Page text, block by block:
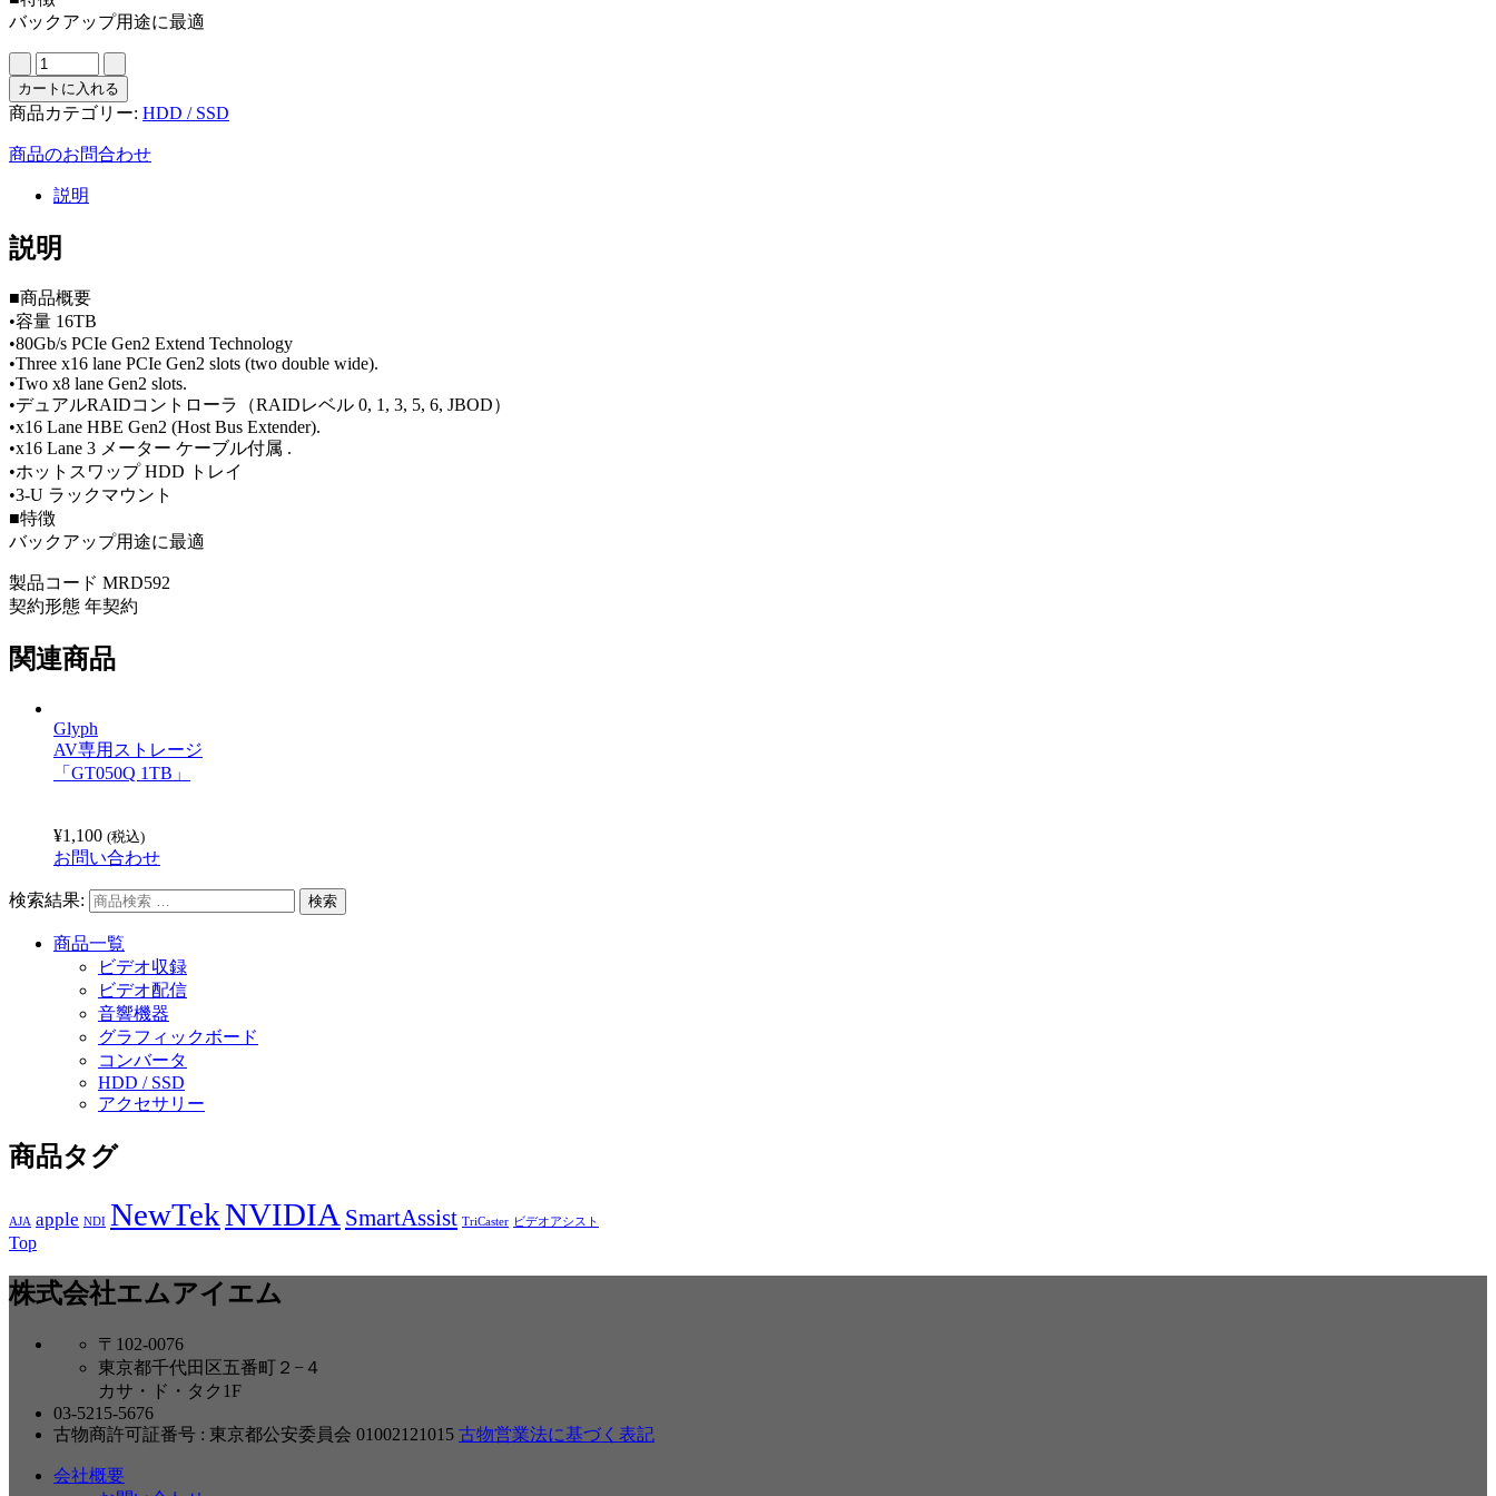
バックアップ用途に最適
カートに入れる
商品カテゴリー: HDD / SSD
商品のお問合わせ
説明
説明
■商品概要
•容量 16TB
•80Gb/s PCIe Gen2 Extend Technology
•Three x16 lane PCIe Gen2 slots (two double wide).
•Two x8 lane Gen2 slots.
•デュアルRAIDコントローラ（RAIDレベル 0, 1, 3, 5, 6, JBOD）
•x16 Lane HBE Gen2 (Host Bus Extender).
•x16 Lane 3 メーター ケーブル付属 .
•ホットスワップ HDD トレイ
•3-U ラックマウント
■特徴
バックアップ用途に最適
製品コード MRD592
契約形態 年契約
関連商品
Glyph
AV専用ストレージ
「GT050Q 1TB」
¥1,100 (税込)
お問い合わせ
検索結果:
商品一覧
ビデオ収録
ビデオ配信
音響機器
グラフィックボード
コンバータ
HDD / SSD
アクセサリー
商品タグ
AJA apple NDI NewTekNVIDIA SmartAssist TriCaster ビデオアシスト
Top
株式会社エムアイエム
〒102-0076
東京都千代田区五番町２−４
カサ・ド・タク1F
03-5215-5676
古物商許可証番号 : 東京都公安委員会 01002121015 古物営業法に基づく表記
会社概要